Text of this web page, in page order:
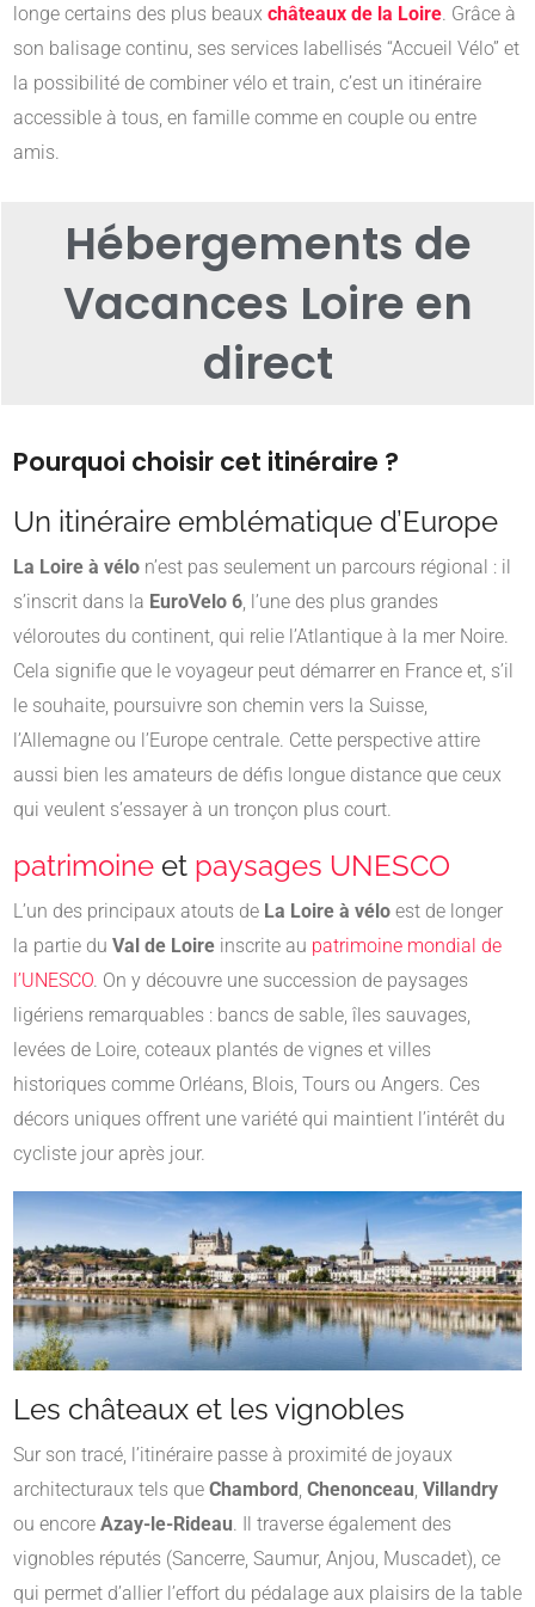
longe certains des plus beaux châteaux de la Loire . Grâce à
son balisage continu, ses services labellisés “Accueil Vélo” et
la possibilité de combiner vélo et train, c’est un itinéraire
accessible à tous, en famille comme en couple ou entre
amis.
Hébergements de
Vacances Loire en
direct
Pourquoi choisir cet itinéraire ?
Un itinéraire emblématique d’Europe
La Loire à vélo n’est pas seulement un parcours régional : il
s’inscrit dans la EuroVelo 6 , l’une des plus grandes
véloroutes du continent, qui relie l’Atlantique à la mer Noire.
Cela signifie que le voyageur peut démarrer en France et, s’il
le souhaite, poursuivre son chemin vers la Suisse,
l’Allemagne ou l’Europe centrale. Cette perspective attire
aussi bien les amateurs de défis longue distance que ceux
qui veulent s’essayer à un tronçon plus court.
patrimoine et paysages UNESCO
L’un des principaux atouts de La Loire à vélo est de longer
la partie du Val de Loire inscrite au patrimoine mondial de
l’UNESCO . On y découvre une succession de paysages
ligériens remarquables : bancs de sable, îles sauvages,
levées de Loire, coteaux plantés de vignes et villes
historiques comme Orléans, Blois, Tours ou Angers. Ces
décors uniques offrent une variété qui maintient l’intérêt du
cycliste jour après jour.
Les châteaux et les vignobles
Sur son tracé, l’itinéraire passe à proximité de joyaux
architecturaux tels que Chambord , Chenonceau, Villandry
ou encore Azay-le-Rideau. Il traverse également des
vignobles réputés (Sancerre, Saumur, Anjou, Muscadet), ce
qui permet d’allier l’effort du pédalage aux plaisirs de la table